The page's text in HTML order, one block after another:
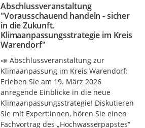
Abschlussveranstaltung
"Vorausschauend handeln - sicher
in die Zukunft.
Klimaanpassungsstrategie im Kreis
Warendorf"
📣 Abschlussveranstaltung zur
Klimaanpassung im Kreis Warendorf:
Erleben Sie am 19. März 2026
anregende Einblicke in die neue
Klimaanpassungsstrategie! Diskutieren
Sie mit Expert:innen, hören Sie einen
Fachvortrag des „Hochwasserpapstes“